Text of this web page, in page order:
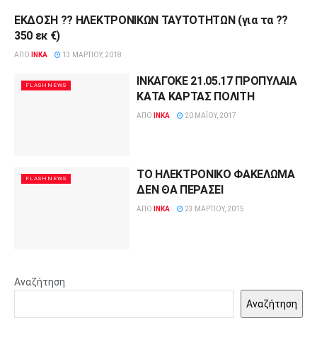
ΔΕΛΤΊΑ ΤΎΠΟΥ
ΕΚΔΟΣΗ ?? ΗΛΕΚΤΡΟΝΙΚΩΝ ΤΑΥΤΟΤΗΤΩΝ (για τα ??
350 εκ €)
ΑΠΌ INKA 13 ΜΑΡΤΊΟΥ, 2018
FLASHNEWS
ΙΝΚΑΓΟΚΕ 21.05.17 ΠΡΟΠΥΛΑΙΑ
ΚΑΤΑ ΚΑΡΤΑΣ ΠΟΛΙΤΗ
ΑΠΌ INKA 20 ΜΑΪ́ΟΥ, 2017
FLASHNEWS
ΤΟ ΗΛΕΚΤΡΟΝΙΚΟ ΦΑΚΕΛΩΜΑ
ΔΕΝ ΘΑ ΠΕΡΑΣΕΙ
ΑΠΌ INKA 23 ΜΑΡΤΊΟΥ, 2015
Αναζήτηση
Αναζήτηση